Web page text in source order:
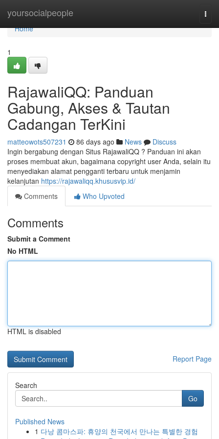
yoursocialpeople
Home
Home
1
RajawaliQQ: Panduan
Gabung, Akses & Tautan
Cadangan TerKini
matteowots507231 86 days ago News
Discuss
Ingin bergabung dengan Situs RajawaliQQ ? Panduan ini akan
proses membuat akun, bagaimana copyright user Anda, selain itu
menyediakan alamat pengganti terbaru untuk menjamin
kelanjutan https://rajawaliqq.khususvip.id/
Comments
Who Upvoted
Comments
Submit a Comment
No HTML
HTML is disabled
Report Page
Search
Go
Published News
1 다낭 콤마스파: 휴양의 천국에서 만나는 특별한 경험